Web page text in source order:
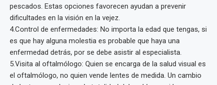
pescados. Estas opciones favorecen ayudan a prevenir
dificultades en la visión en la vejez.
4.Control de enfermedades: No importa la edad que tengas, si
es que hay alguna molestia es probable que haya una
enfermedad detrás, por se debe asistir al especialista.
5.Visita al oftalmólogo: Quien se encarga de la salud visual es
el oftalmólogo, no quien vende lentes de medida. Un cambio